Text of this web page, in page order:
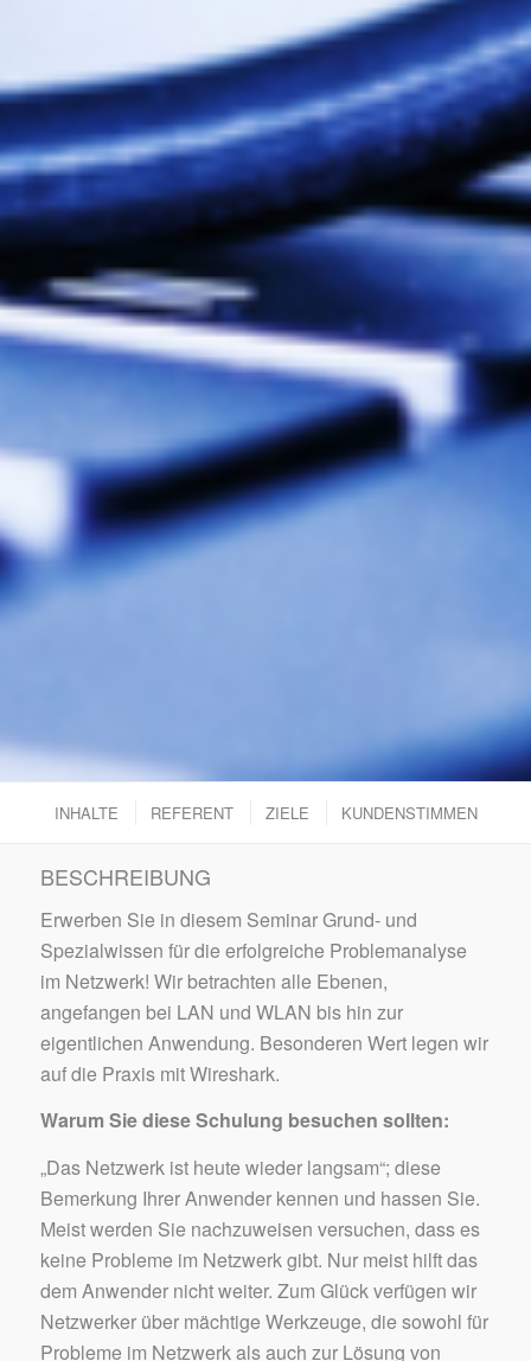
INHALTE REFERENT ZIELE KUNDENSTIMMEN
BESCHREIBUNG
Erwerben Sie in diesem Seminar Grund- und
Spezialwissen für die erfolgreiche Problemanalyse
im Netzwerk! Wir betrachten alle Ebenen,
angefangen bei LAN und WLAN bis hin zur
eigentlichen Anwendung. Besonderen Wert legen wir
auf die Praxis mit Wireshark.
Warum Sie diese Schulung besuchen sollten:
„Das Netzwerk ist heute wieder langsam“; diese
Bemerkung Ihrer Anwender kennen und hassen Sie.
Meist werden Sie nachzuweisen versuchen, dass es
keine Probleme im Netzwerk gibt. Nur meist hilft das
dem Anwender nicht weiter. Zum Glück verfügen wir
Netzwerker über mächtige Werkzeuge, die sowohl für
Probleme im Netzwerk als auch zur Lösung von